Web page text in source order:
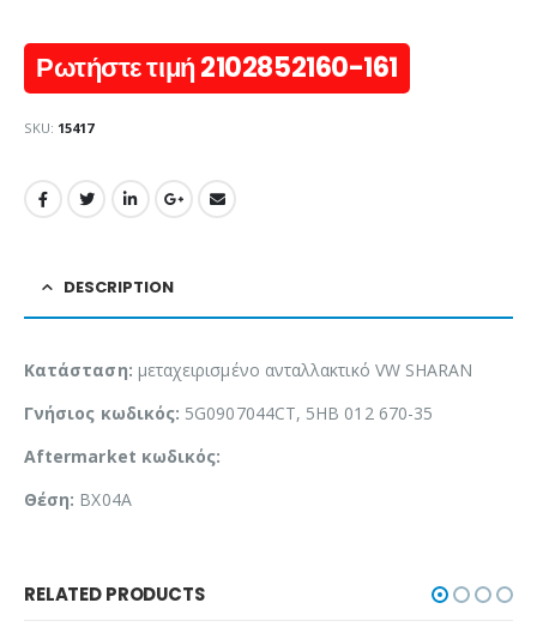
Ρωτήστε τιμή 2102852160-161
SKU: 15417
DESCRIPTION
Κατάσταση: μεταχειρισμένο ανταλλακτικό VW SHARAN
Γνήσιος κωδικός: 5G0907044CT, 5HB 012 670-35
Aftermarket κωδικός:
Θέση: BX04A
RELATED PRODUCTS